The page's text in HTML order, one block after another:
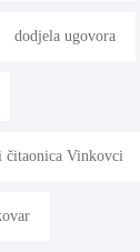
dodjela ugovora
čitaonica Vinkovci